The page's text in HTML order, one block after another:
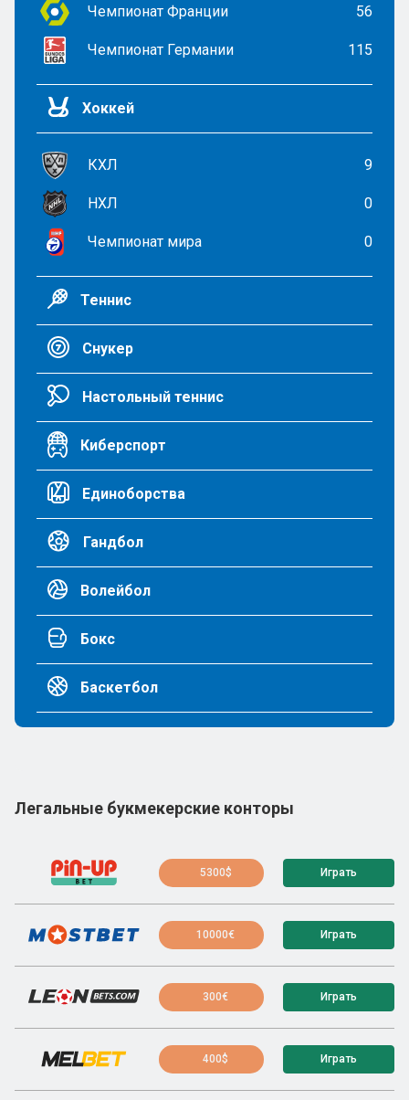
Чемпионат Франции 56
Чемпионат Германии 115
Хоккей
КХЛ 9
НХЛ 0
Чемпионат мира 0
Теннис
Снукер
Настольный теннис
Киберспорт
Единоборства
Гандбол
Волейбол
Бокс
Баскетбол
Легальные букмекерские конторы
5300$ Играть
10000€ Играть
300€ Играть
400$ Играть